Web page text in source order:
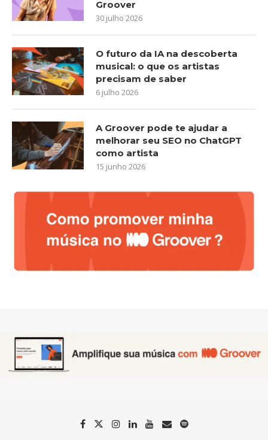
Groover
30 julho 2026
O futuro da IA na descoberta
musical: o que os artistas
precisam de saber
6 julho 2026
A Groover pode te ajudar a
melhorar seu SEO no ChatGPT
como artista
15 junho 2026